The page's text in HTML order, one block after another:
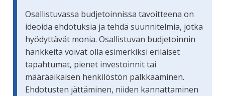
Osallistuvassa budjetoinnissa tavoitteena on
ideoida ehdotuksia ja tehdä suunnitelmia, jotka
hyödyttävät monia. Osallistuvan budjetoinnin
hankkeita voivat olla esimerkiksi erilaiset
tapahtumat, pienet investoinnit tai
määräaikaisen henkilöstön palkkaaminen.
Ehdotusten jättäminen, niiden kannattaminen